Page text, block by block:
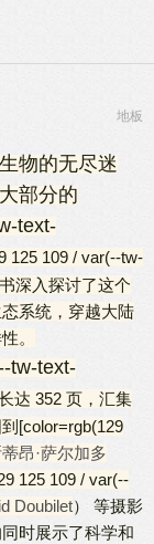
地板
物的无尽迷
部分的
text-
125 109 / var(--tw-
深入探讨了这个
系统，穿越大陆
。
tw-text-
达 352 页，汇集
[color=rgb(129
昂·萨尔加多
125 109 / var(--
Doubilet） 等摄影
时展示了科学和